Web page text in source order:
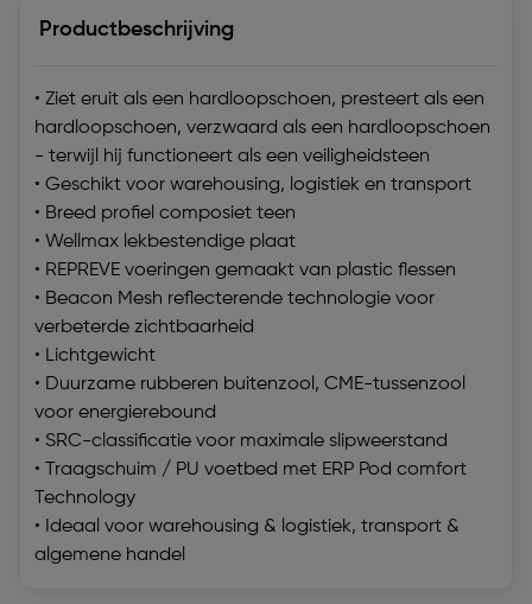
Productbeschrijving
• Ziet eruit als een hardloopschoen, presteert als een
hardloopschoen, verzwaard als een hardloopschoen
- terwijl hij functioneert als een veiligheidsteen
• Geschikt voor warehousing, logistiek en transport
• Breed profiel composiet teen
• Wellmax lekbestendige plaat
• REPREVE voeringen gemaakt van plastic flessen
• Beacon Mesh reflecterende technologie voor
verbeterde zichtbaarheid
• Lichtgewicht
• Duurzame rubberen buitenzool, CME-tussenzool
voor energierebound
• SRC-classificatie voor maximale slipweerstand
• Traagschuim / PU voetbed met ERP Pod comfort
Technology
• Ideaal voor warehousing & logistiek, transport &
algemene handel